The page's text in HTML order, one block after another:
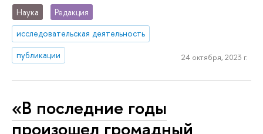
Наука
Редакция
исследовательская деятельность
публикации
24 октября, 2023 г.
«В последние годы
произошел громадный